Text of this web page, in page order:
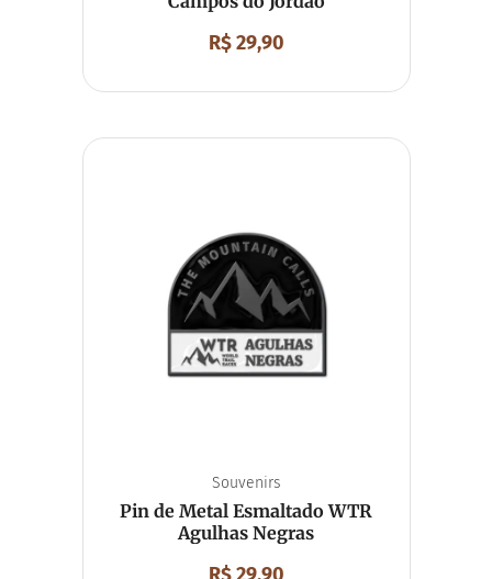
R$29,90
Souvenirs
Pin de Metal Esmaltado WTR
Agulhas Negras